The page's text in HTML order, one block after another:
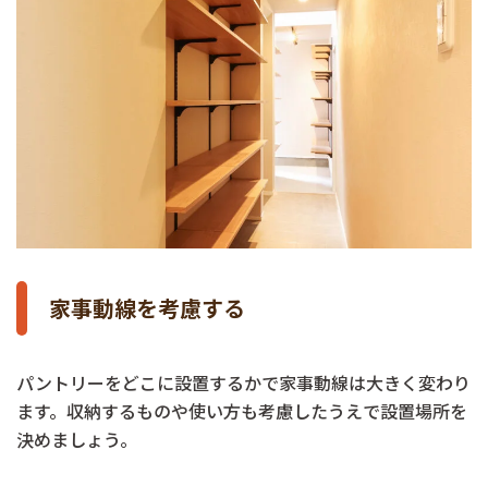
家事動線を考慮する
パントリーをどこに設置するかで家事動線は大きく変わり
ます。収納するものや使い方も考慮したうえで設置場所を
決めましょう。